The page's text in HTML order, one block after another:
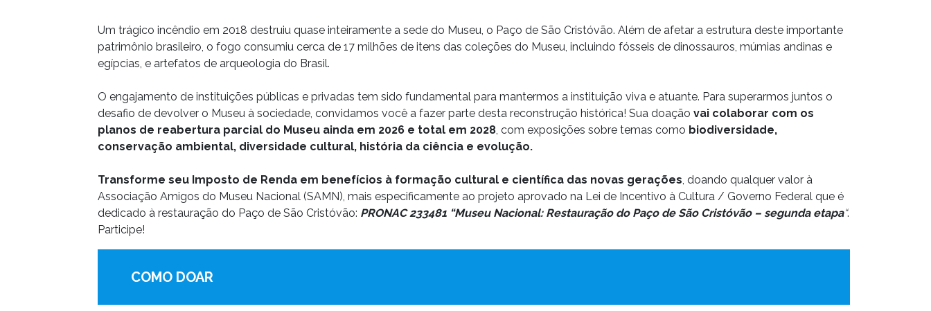
Um trágico incêndio em 2018 destruiu quase inteiramente a sede do Museu, o Paço de São Cristóvão. Além de afetar a estrutura deste importante
patrimônio brasileiro, o fogo consumiu cerca de 17 milhões de itens das coleções do Museu, incluindo fósseis de dinossauros, múmias andinas e
egípcias, e artefatos de arqueologia do Brasil.
O engajamento de instituições públicas e privadas tem sido fundamental para mantermos a instituição viva e atuante. Para superarmos juntos o
desafio de devolver o Museu à sociedade, convidamos você a fazer parte desta reconstrução histórica! Sua doação vai colaborar com os
planos de reabertura parcial do Museu ainda em 2026 e total em 2028, com exposições sobre temas como biodiversidade,
conservação ambiental, diversidade cultural, história da ciência e evolução.
Transforme seu Imposto de Renda em benefícios à formação cultural e científica das novas gerações, doando qualquer valor à
Associação Amigos do Museu Nacional (SAMN), mais especificamente ao projeto aprovado na Lei de Incentivo à Cultura / Governo Federal que é
dedicado à restauração do Paço de São Cristóvão: PRONAC 233481 “Museu Nacional: Restauração do Paço de São Cristóvão – segunda etapa“.
Participe!
COMO DOAR